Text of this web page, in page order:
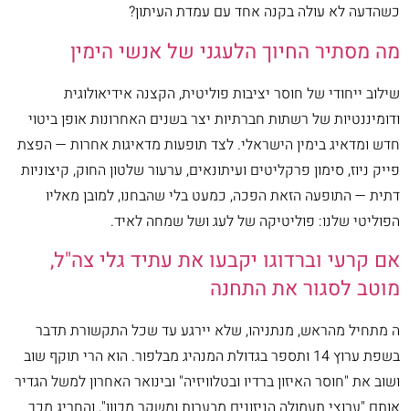
כשהדעה לא עולה בקנה אחד עם עמדת העיתון?
מה מסתיר החיוך הלעגני של אנשי הימין
שילוב ייחודי של חוסר יציבות פוליטית, הקצנה אידיאולוגית
ודומיננטיות של רשתות חברתיות יצר בשנים האחרונות אופן ביטוי
חדש ומדאיג בימין הישראלי. לצד תופעות מדאיגות אחרות — הפצת
פייק ניוז, סימון פרקליטים ועיתונאים, ערעור שלטון החוק, קיצוניות
דתית — התופעה הזאת הפכה, כמעט בלי שהבחנו, למובן מאליו
הפוליטי שלנו: פוליטיקה של לעג ושל שמחה לאיד.
אם קרעי וברדוגו יקבעו את עתיד גלי צה"ל,
מוטב לסגור את התחנה
ה מתחיל מהראש, מנתניהו, שלא יירגע עד שכל התקשורת תדבר
בשפת ערוץ 14 ותספר בגדולת המנהיג מבלפור. הוא הרי תוקף שוב
ושוב את "חוסר האיזון ברדיו ובטלוויזיה" ובינואר האחרון למשל הגדיר